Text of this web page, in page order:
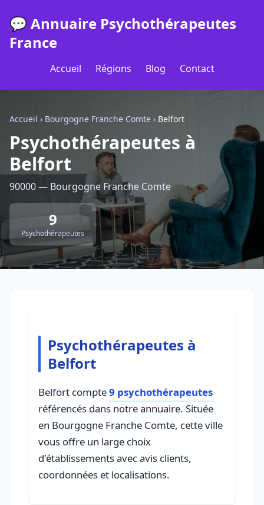
💬 Annuaire Psychothérapeutes
France
Accueil Régions Blog Contact
Accueil › Bourgogne Franche Comte › Belfort
Psychothérapeutes à
Belfort
90000 — Bourgogne Franche Comte
9
Psychothérapeutes
Psychothérapeutes à
Belfort
Belfort compte9 psychothérapeutes
référencés dans notre annuaire. Située
en Bourgogne Franche Comte, cette ville
vous offre un large choix
d'établissements avec avis clients,
coordonnées et localisations.